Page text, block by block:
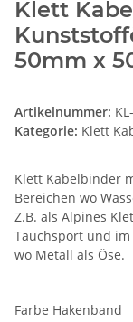
Klett
50mm x
Artikelnummer:
Kategorie: Klett
Klett Kabelbinder
Bereichen wo
Z.B. als Alpines
Tauchsport und
wo Metall als Öse.
Farbe Hakenband